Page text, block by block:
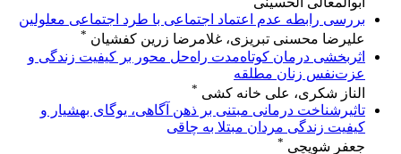
بررسی رابطه عدم اعتماد اجتماعی با طرد اجتماعی معلولین
علیرضا محسنی تبریزی، غلامرضا زرین کفشیان *
اثربخشی درمان کوتاه‌مدت راه‌حل محور بر کیفیت زندگی و
عزت‌نفس زنان مطلقه
الناز شکری، علی خانه کشی *
تاثیرشناخت درمانی مبتنی بر ذهن آگاهی، یوگای بهشیار و
کیفیت زندگی مردان مبتلا به چاقی
جعفر شویچی *